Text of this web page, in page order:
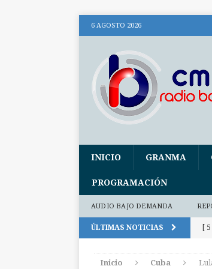
6 AGOSTO 2026
INICIO GRANMA
PROGRAMACIÓN
AUDIO BAJO DEMANDA
ÚLTIMAS NOTICIAS [
Inicio Cuba